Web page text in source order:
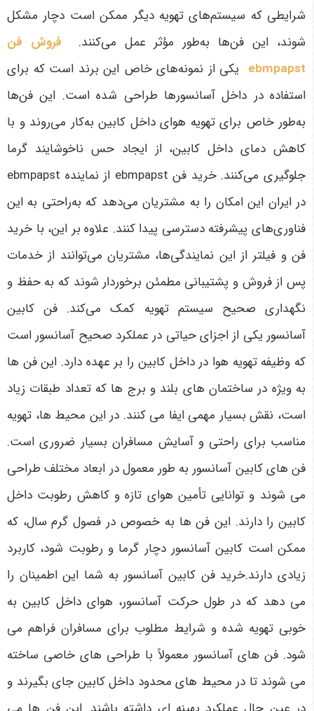
شرایطی که سیستم‌های تهویه دیگر ممکن است دچار مشکل
شوند، این فن‌ها به‌طور مؤثر عمل می‌کنند.
فروش فن
ebmpapst یکی از نمونه‌های خاص این برند است که برای
استفاده در داخل آسانسورها طراحی شده است. این فن‌ها
به‌طور خاص برای تهویه هوای داخل کابین به‌کار می‌روند و با
کاهش دمای داخل کابین، از ایجاد حس ناخوشایند گرما
جلوگیری می‌کنند. خرید فن ebmpapst از نماینده ebmpapst
در ایران این امکان را به مشتریان می‌دهد که به‌راحتی به این
فناوری‌های پیشرفته دسترسی پیدا کنند. علاوه بر این، با خرید
فن و فیلتر از این نمایندگی‌ها، مشتریان می‌توانند از خدمات
پس از فروش و پشتیبانی مطمئن برخوردار شوند که به حفظ و
نگهداری صحیح سیستم تهویه کمک می‌کند. فن کابین
آسانسور یکی از اجزای حیاتی در عملکرد صحیح آسانسور است
که وظیفه تهویه هوا در داخل کابین را بر عهده دارد. این فن ها
به ویژه در ساختمان های بلند و برج ها که تعداد طبقات زیاد
است، نقش بسیار مهمی ایفا می کنند. در این محیط ها، تهویه
مناسب برای راحتی و آسایش مسافران بسیار ضروری است.
فن های کابین آسانسور به طور معمول در ابعاد مختلف طراحی
می شوند و توانایی تأمین هوای تازه و کاهش رطوبت داخل
کابین را دارند. این فن ها به خصوص در فصول گرم سال، که
ممکن است کابین آسانسور دچار گرما و رطوبت شود، کاربرد
زیادی دارند.خرید فن کابین آسانسور به شما این اطمینان را
می دهد که در طول حرکت آسانسور، هوای داخل کابین به
خوبی تهویه شده و شرایط مطلوب برای مسافران فراهم می
شود. فن های آسانسور معمولاً با طراحی های خاصی ساخته
می شوند تا در محیط های محدود داخل کابین جای بگیرند و